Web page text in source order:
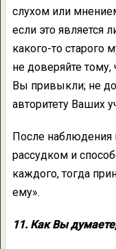
слухом или
если это является
какого-то старого
не доверяйте тому,
Вы привыкли; не
авторитету Ваших
После наблюдения
рассудком и
каждого, тогда
ему».
11. Как Вы